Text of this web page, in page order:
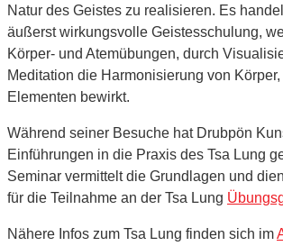
Natur des Geistes zu realisieren. Es
äußerst wirkungsvolle Geistesschulung,
Körper- und Atemübungen, durch
Meditation die Harmonisierung von Körper,
Elementen bewirkt.
Während seiner Besuche hat Drubpön
Einführungen in die Praxis des Tsa Lung
Seminar vermittelt die Grundlagen und
für die Teilnahme an der Tsa Lung
Nähere Infos zum Tsa Lung finden sich im